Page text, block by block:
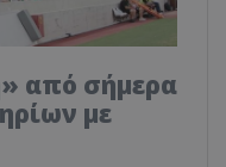
από σήμερα
με